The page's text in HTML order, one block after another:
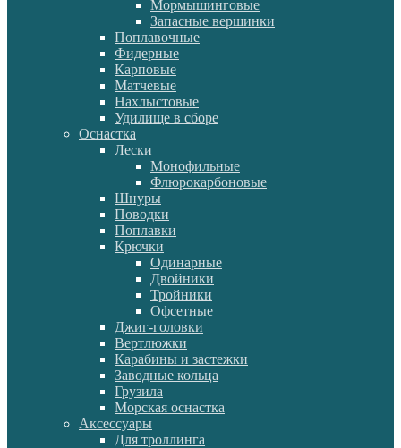
Мормышинговые
Запасные вершинки
Поплавочные
Фидерные
Карповые
Матчевые
Нахлыстовые
Удилище в сборе
Оснастка
Лески
Монофильные
Флюрокарбоновые
Шнуры
Поводки
Поплавки
Крючки
Одинарные
Двойники
Тройники
Офсетные
Джиг-головки
Вертлюжки
Карабины и застежки
Заводные кольца
Грузила
Морская оснастка
Аксессуары
Для троллинга